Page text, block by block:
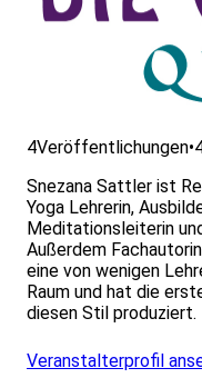
4Veröffentlichungen•
Snezana Sattler ist
Yoga Lehrerin,
Meditationsleiterin
Außerdem
eine von wenigen
Raum und hat die
diesen Stil produziert.
Veranstalterprofil